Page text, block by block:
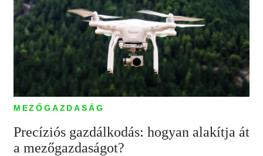
MEZŐGAZDASÁG
Precíziós gazdálkodás: hogyan alakítja át
a mezőgazdaságot?